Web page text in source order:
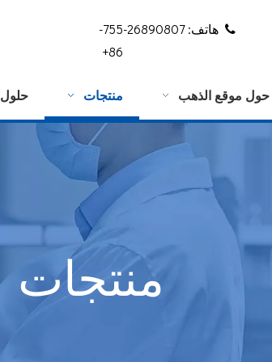

هاتف: 26890807-755-
86+
حول موقع الذهب منتجات حلول
منتجات